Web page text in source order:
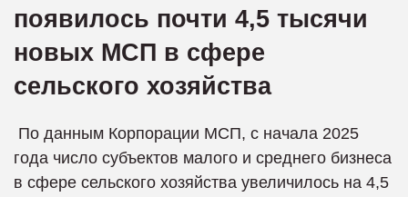
появилось почти 4,5 тысячи
новых МСП в сфере
сельского хозяйства
По данным Корпорации МСП, с начала 2025
года число субъектов малого и среднего бизнеса
в сфере сельского хозяйства увеличилось на 4,5